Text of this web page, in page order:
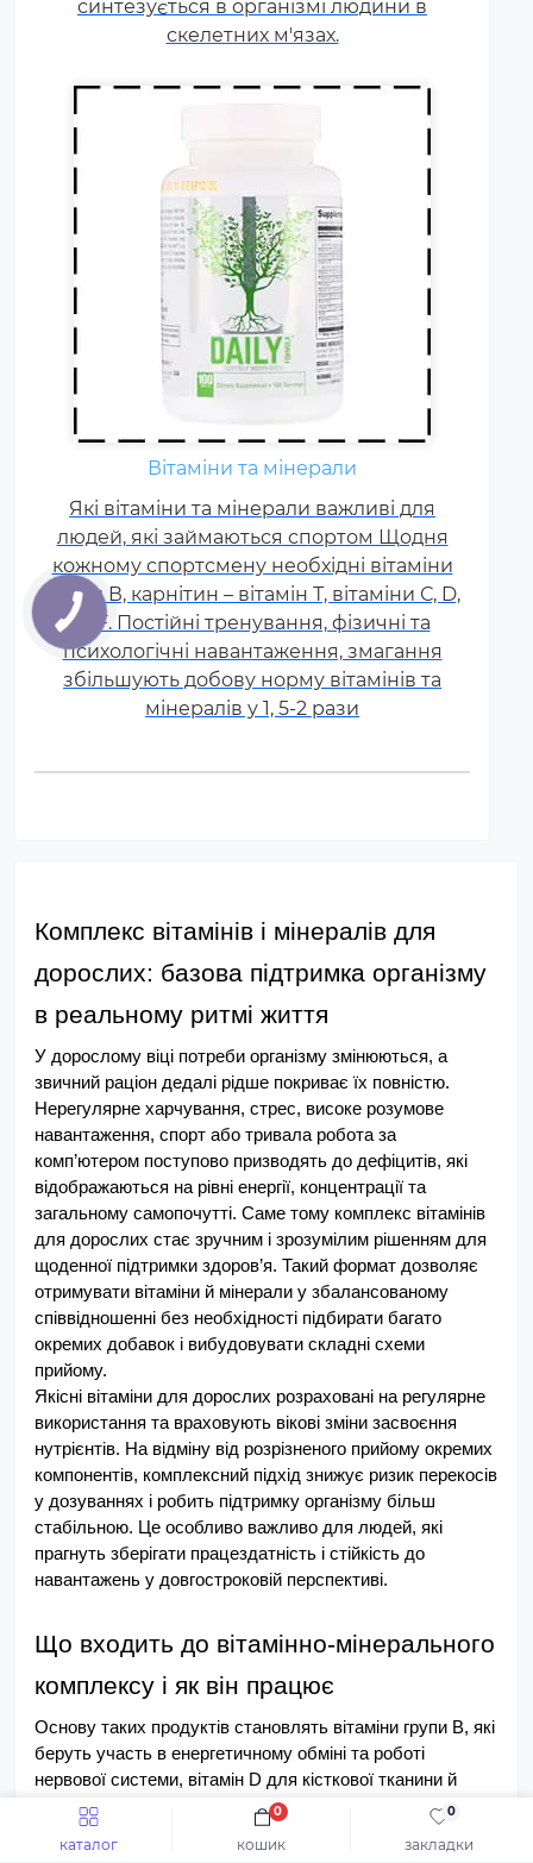
каталог закладки
0
кошик
0
синтезується в організмі людини в
скелетних м'язах.
рази.
Вітаміни та мінерали
Які вітаміни та мінерали важливі для
людей, які займаються спортом Щодня
кожному спортсмену необхідні вітаміни
групи В, карнітин – вітамін Т, вітаміни С, D,
E, F. Постійні тренування, фізичні та
психологічні навантаження, змагання
збільшують добову норму вітамінів та
мінералів у 1, 5-2 рази
Комплекс вітамінів і мінералів для
дорослих: базова підтримка організму
в реальному ритмі життя
У дорослому віці потреби організму змінюються, а
звичний раціон дедалі рідше покриває їх повністю.
Нерегулярне харчування, стрес, високе розумове
навантаження, спорт або тривала робота за
комп’ютером поступово призводять до дефіцитів, які
відображаються на рівні енергії, концентрації та
загальному самопочутті. Саме тому комплекс вітамінів
для дорослих стає зручним і зрозумілим рішенням для
щоденної підтримки здоров’я. Такий формат дозволяє
отримувати вітаміни й мінерали у збалансованому
співвідношенні без необхідності підбирати багато
окремих добавок і вибудовувати складні схеми
прийому.
Якісні вітаміни для дорослих розраховані на регулярне
використання та враховують вікові зміни засвоєння
нутрієнтів. На відміну від розрізненого прийому окремих
компонентів, комплексний підхід знижує ризик перекосів
у дозуваннях і робить підтримку організму більш
стабільною. Це особливо важливо для людей, які
прагнуть зберігати працездатність і стійкість до
навантажень у довгостроковій перспективі.
Що входить до вітамінно-мінерального
комплексу і як він працює
Основу таких продуктів становлять вітаміни групи B, які
беруть участь в енергетичному обміні та роботі
нервової системи, вітамін D для кісткової тканини й
імунітету, а також антиоксиданти C і E, що захищають
клітини від окиснювального стресу. Доповнення
мінералами й мікроелементами — магнієм, цинком,